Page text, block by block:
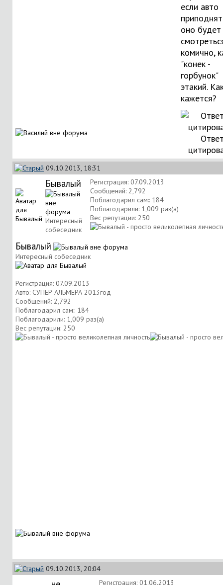
если авто
оно будет
комично,
"конек -
горбунок"
этакий.
кажется?
09.10.2013, 18:31
Бывалый
Интересный
собеседник
Регистрация: 07.09.2013
Сообщений: 2,792
Поблагодарил сам:: 184
Поблагодарили: 1,009 раз(а)
Вес репутации: 250
Бывалый
Интересный собеседник
Регистрация: 07.09.2013
Авто: СУПЕР АЛЬМЕРА 2013год
Сообщений: 2,792
Поблагодарил сам:: 184
Поблагодарили: 1,009 раз(а)
Вес репутации: 250
09.10.2013, 20:04
Регистрация: 01.06.2013